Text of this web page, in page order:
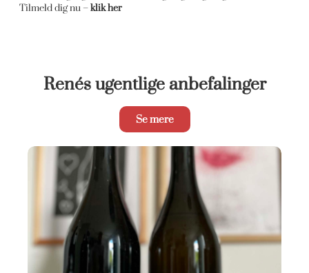
Tilmeld dig nu –klik her
Renés ugentlige anbefalinger
Se mere